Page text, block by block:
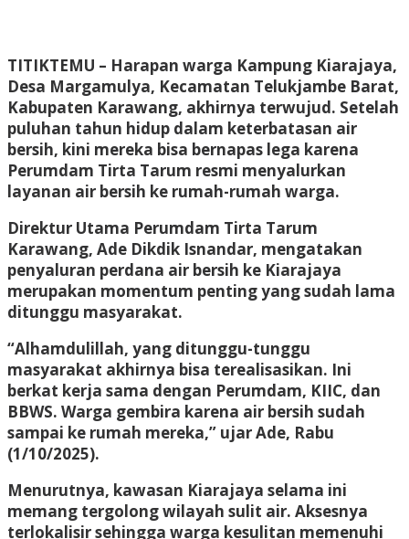
TITIKTEMU – Harapan warga Kampung Kiarajaya,
Desa Margamulya, Kecamatan Telukjambe Barat,
Kabupaten Karawang, akhirnya terwujud. Setelah
puluhan tahun hidup dalam keterbatasan air
bersih, kini mereka bisa bernapas lega karena
Perumdam Tirta Tarum resmi menyalurkan
layanan air bersih ke rumah-rumah warga.
Direktur Utama Perumdam Tirta Tarum
Karawang, Ade Dikdik Isnandar, mengatakan
penyaluran perdana air bersih ke Kiarajaya
merupakan momentum penting yang sudah lama
ditunggu masyarakat.
“Alhamdulillah, yang ditunggu-tunggu
masyarakat akhirnya bisa terealisasikan. Ini
berkat kerja sama dengan Perumdam, KIIC, dan
BBWS. Warga gembira karena air bersih sudah
sampai ke rumah mereka,” ujar Ade, Rabu
(1/10/2025).
Menurutnya, kawasan Kiarajaya selama ini
memang tergolong wilayah sulit air. Aksesnya
terlokalisir sehingga warga kesulitan memenuhi